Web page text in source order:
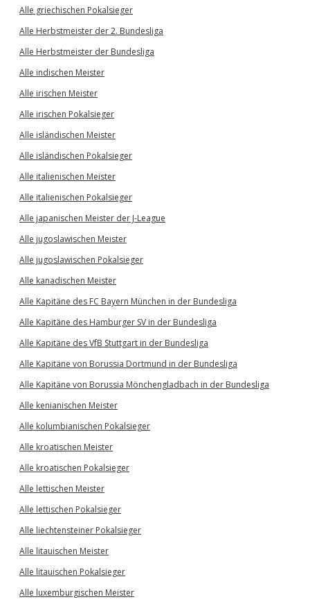
Alle griechischen Pokalsieger
Alle Herbstmeister der 2. Bundesliga
Alle Herbstmeister der Bundesliga
Alle indischen Meister
Alle irischen Meister
Alle irischen Pokalsieger
Alle isländischen Meister
Alle isländischen Pokalsieger
Alle italienischen Meister
Alle italienischen Pokalsieger
Alle japanischen Meister der J-League
Alle jugoslawischen Meister
Alle jugoslawischen Pokalsieger
Alle kanadischen Meister
Alle Kapitäne des FC Bayern München in der Bundesliga
Alle Kapitäne des Hamburger SV in der Bundesliga
Alle Kapitäne des VfB Stuttgart in der Bundesliga
Alle Kapitäne von Borussia Dortmund in der Bundesliga
Alle Kapitäne von Borussia Mönchengladbach in der Bundesliga
Alle kenianischen Meister
Alle kolumbianischen Pokalsieger
Alle kroatischen Meister
Alle kroatischen Pokalsieger
Alle lettischen Meister
Alle lettischen Pokalsieger
Alle liechtensteiner Pokalsieger
Alle litauischen Meister
Alle litauischen Pokalsieger
Alle luxemburgischen Meister